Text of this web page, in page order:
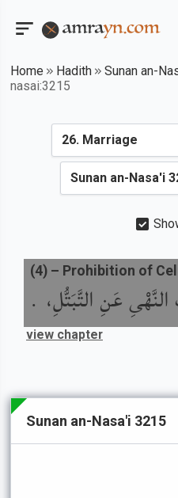
Home Hadith Sunan an-
nasai:3215
عَنِ التَّبَتُّلِ، .
(4) – Prohibition of
view chapter
Sunan an-Nasa'i 3215